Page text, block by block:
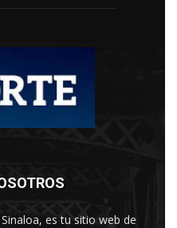
es tu sitio web de